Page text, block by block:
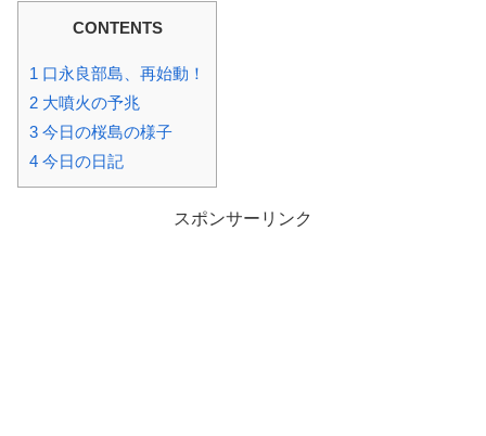
CONTENTS
1 口永良部島、再始動！
2 大噴火の予兆
3 今日の桜島の様子
4 今日の日記
スポンサーリンク